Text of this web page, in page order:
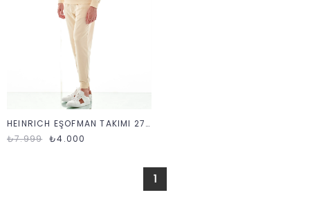
HEINRICH EŞOFMAN TAKIMI 2712 KAPÜŞON K23
₺4.000
₺7.999
1